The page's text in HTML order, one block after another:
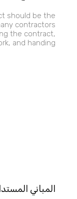
should be the
contractors
the contract,
and handing
المباني